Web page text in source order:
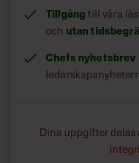
Tillgångtill våra
och utan
Chefs nyhetsbrev
Dina uppgifter delas